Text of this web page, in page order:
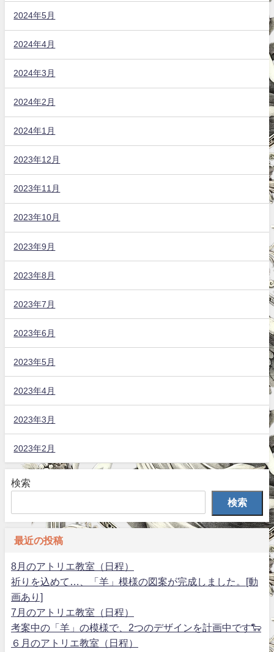
2024年5月
2024年4月
2024年3月
2024年2月
2024年1月
2023年12月
2023年11月
2023年10月
2023年9月
2023年8月
2023年7月
2023年6月
2023年5月
2023年4月
2023年3月
2023年2月
検索
検索
最近の投稿
8月のアトリエ教室（日程）
祈りを込めて…、「羊」模様の図案が完成しました。[動
画あり]
7月のアトリエ教室（日程）
考案中の「羊」の模様で、2つのデザインを計画中です🐑
６月のアトリエ教室（日程）